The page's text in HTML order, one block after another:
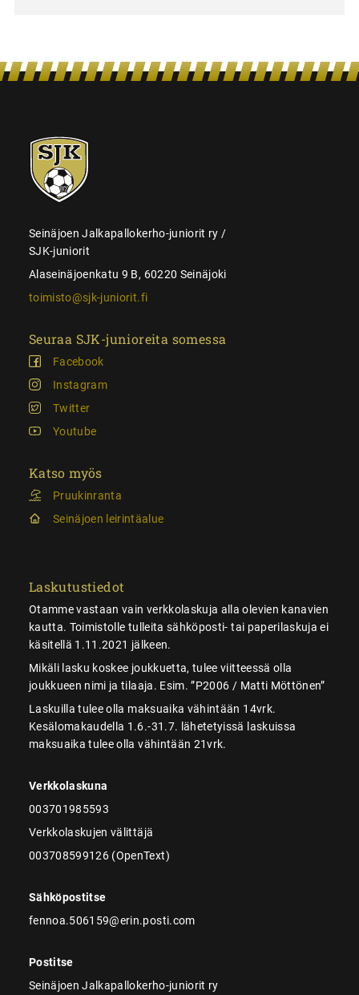
SJK-
juniorit
Seinäjoen Jalkapallokerho-juniorit ry /
SJK-juniorit
Alaseinäjoenkatu 9 B, 60220 Seinäjoki
toimisto@sjk-juniorit.fi
Seuraa SJK-junioreita somessa
Facebook
Instagram
Twitter
Youtube
Katso myös
Pruukinranta
Seinäjoen leirintäalue
Laskutustiedot
Otamme vastaan vain verkkolaskuja alla olevien kanavien
kautta. Toimistolle tulleita sähköposti- tai paperilaskuja ei
käsitellä 1.11.2021 jälkeen.
Mikäli lasku koskee joukkuetta, tulee viitteessä olla
joukkueen nimi ja tilaaja. Esim. ”P2006 / Matti Möttönen”
Laskuilla tulee olla maksuaika vähintään 14vrk.
Kesälomakaudella 1.6.-31.7. lähetetyissä laskuissa
maksuaika tulee olla vähintään 21vrk.
Verkkolaskuna
003701985593
Verkkolaskujen välittäjä
003708599126 (OpenText)
Sähköpostitse
fennoa.506159@erin.posti.com
Postitse
Seinäjoen Jalkapallokerho-juniorit ry